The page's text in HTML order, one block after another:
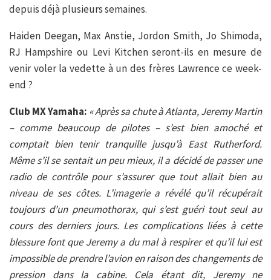
depuis déjà plusieurs semaines.
Haiden Deegan, Max Anstie, Jordon Smith, Jo Shimoda,
RJ Hampshire ou Levi Kitchen seront-ils en mesure de
venir voler la vedette à un des frères Lawrence ce week-
end ?
Club MX Yamaha: « Après sa chute à Atlanta, Jeremy Martin
– comme beaucoup de pilotes – s’est bien amoché et
comptait bien tenir tranquille jusqu’à East Rutherford.
Même s’il se sentait un peu mieux, il a décidé de passer une
radio de contrôle pour s’assurer que tout allait bien au
niveau de ses côtes. L’imagerie a révélé qu’il récupérait
toujours d’un pneumothorax, qui s’est guéri tout seul au
cours des derniers jours. Les complications liées à cette
blessure font que Jeremy a du mal à respirer et qu’il lui est
impossible de prendre l’avion en raison des changements de
pression dans la cabine. Cela étant dit, Jeremy ne